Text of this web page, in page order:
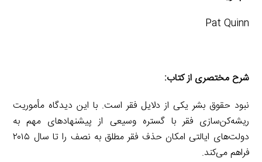
Pat Quinn
شرح مختصری از کتاب:
نبود حقوق بشر یکی از دلایل فقر است. با این دیدگاه مأموریت
ریشه‌کن‌سازی فقر با گستره وسیعی از پیشنهادهای مهم به
دولت‌های ایالتی امکان حذف فقر مطلق به نصف را تا سال ۲۰۱۵
فراهم می‌کند.